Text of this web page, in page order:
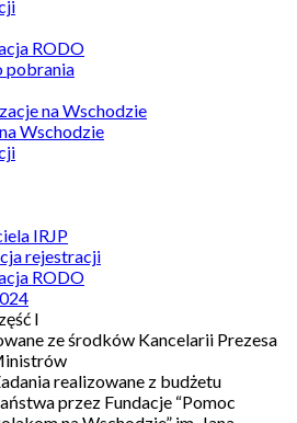
RODO
pobrania
na Wschodzie
Wschodzie
IRJP
rejestracji
RODO
I
ze środków Kancelarii Prezesa
realizowane z budżetu
przez Fundacje “Pomoc